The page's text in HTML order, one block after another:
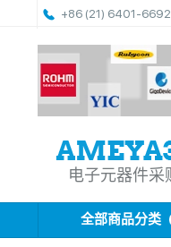
+86 (21) 6401-6692
电子元器件采
全部商品分类